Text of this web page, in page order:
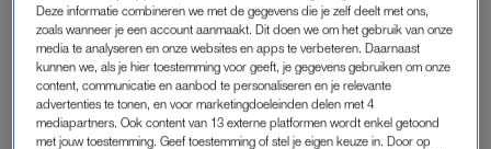
dochter van zanger Wolter Kroes was, vertelt ze in een
dubbelinterview met haar vader inLibelle.
PAMELA KROES, DOCHTER VAN
WOLTER KROES
Deze informatie combineren we met de gegevens die je zelf deelt met ons,
zoals wanneer je een account aanmaakt. Dit doen we om het gebruik van onze
media te analyseren en onze websites en apps te verbeteren. Daarnaast
kunnen we, als je hier toestemming voor geeft, je gegevens gebruiken om onze
content, communicatie en aanbod te personaliseren en je relevante
advertenties te tonen, en voor marketingdoeleinden delen met 4
mediapartners. Ook content van 13 externe platformen wordt enkel getoond
met jouw toestemming. Geef toestemming of stel je eigen keuze in. Door op